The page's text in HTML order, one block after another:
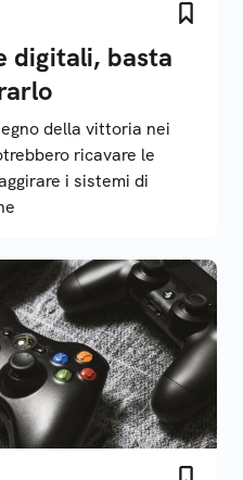
digitali, basta
della vittoria nei
ricavare le
i sistemi di